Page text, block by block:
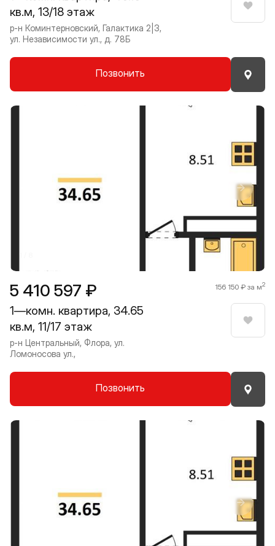
кв.м, 13/18 этаж
р-н Коминтерновский, Галактика 2|3,
ул. Независимости ул., д. 78Б
Позвонить
5 410 597 ₽ 156 150 ₽ за м2
1—комн. квартира, 34.65
кв.м, 11/17 этаж
р-н Центральный, Флора, ул.
Ломоносова ул.,
Позвонить
Прокрутить влево
Прокрутить влево